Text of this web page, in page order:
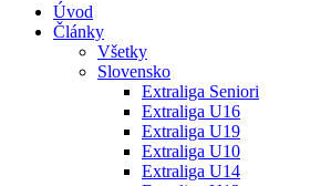
Úvod
Články
Všetky
Slovensko
Extraliga Seniori
Extraliga U16
Extraliga U19
Extraliga U10
Extraliga U14